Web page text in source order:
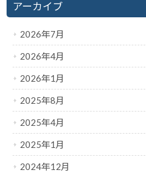
アーカイブ
2026年7月
2026年4月
2026年1月
2025年8月
2025年4月
2025年1月
2024年12月